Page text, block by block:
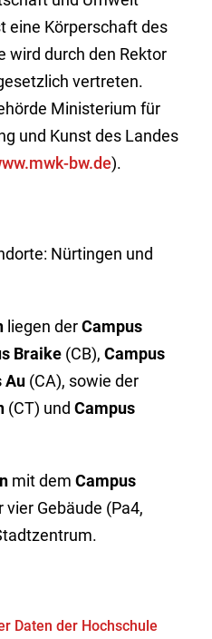
eine Körperschaft des
wird durch den Rektor
vertreten.
Ministerium für
und Kunst des Landes
bw.de).
Nürtingen und
liegen derCampus
Braike (CB),Campus
Au (CA), sowie der
(CT) undCampus
mit demCampus
Gebäude (Pa4,
Daten der Hochschule